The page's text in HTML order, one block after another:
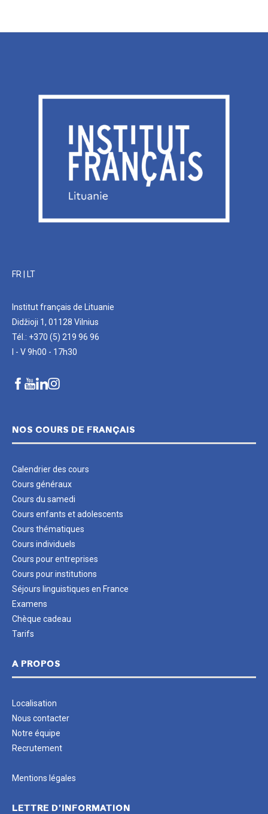
FR LT
Institut français de Lituanie
Didžioji 1, 01128 Vilnius
Tél.: +370 (5) 219 96 96
I - V 9h00 - 17h30
NOS COURS DE FRANÇAIS
Calendrier des cours
Cours généraux
Cours du samedi
Cours enfants et adolescents
Cours thématiques
Cours individuels
Cours pour entreprises
Cours pour institutions
Séjours linguistiques en France
Examens
Chèque cadeau
Tarifs
A PROPOS
Localisation
Nous contacter
Notre équipe
Recrutement
Mentions légales
LETTRE D’INFORMATION